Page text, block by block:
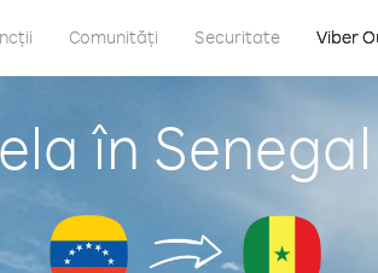
Comunități Securitate Viber
în